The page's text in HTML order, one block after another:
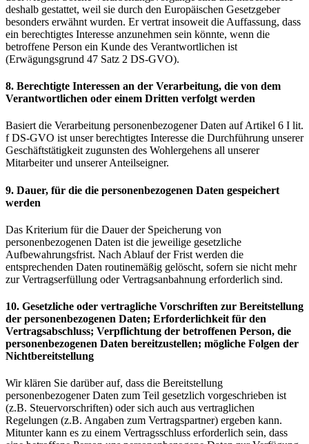
deshalb gestattet, weil sie durch den Europäischen Gesetzgeber
besonders erwähnt wurden. Er vertrat insoweit die Auffassung, dass
ein berechtigtes Interesse anzunehmen sein könnte, wenn die
betroffene Person ein Kunde des Verantwortlichen ist
(Erwägungsgrund 47 Satz 2 DS-GVO).
8. Berechtigte Interessen an der Verarbeitung, die von dem
Verantwortlichen oder einem Dritten verfolgt werden
Basiert die Verarbeitung personenbezogener Daten auf Artikel 6 I lit.
f DS-GVO ist unser berechtigtes Interesse die Durchführung unserer
Geschäftstätigkeit zugunsten des Wohlergehens all unserer
Mitarbeiter und unserer Anteilseigner.
9. Dauer, für die die personenbezogenen Daten gespeichert
werden
Das Kriterium für die Dauer der Speicherung von
personenbezogenen Daten ist die jeweilige gesetzliche
Aufbewahrungsfrist. Nach Ablauf der Frist werden die
entsprechenden Daten routinemäßig gelöscht, sofern sie nicht mehr
zur Vertragserfüllung oder Vertragsanbahnung erforderlich sind.
10. Gesetzliche oder vertragliche Vorschriften zur Bereitstellung
der personenbezogenen Daten; Erforderlichkeit für den
Vertragsabschluss; Verpflichtung der betroffenen Person, die
personenbezogenen Daten bereitzustellen; mögliche Folgen der
Nichtbereitstellung
Wir klären Sie darüber auf, dass die Bereitstellung
personenbezogener Daten zum Teil gesetzlich vorgeschrieben ist
(z.B. Steuervorschriften) oder sich auch aus vertraglichen
Regelungen (z.B. Angaben zum Vertragspartner) ergeben kann.
Mitunter kann es zu einem Vertragsschluss erforderlich sein, dass